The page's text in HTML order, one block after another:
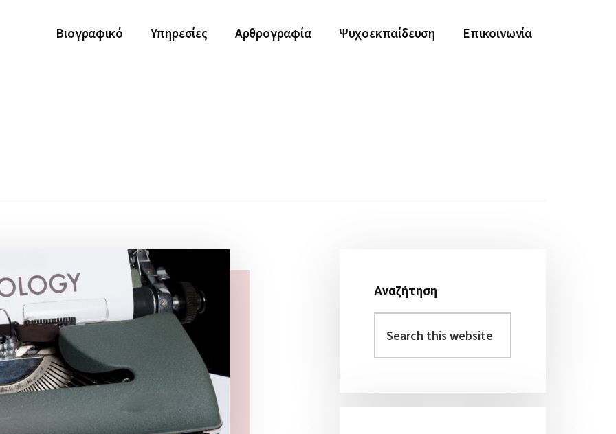
Βιογραφικό Υπηρεσίες Αρθρογραφία Ψυχοεκπαίδευση Επικοινωνία
Πλευρική
Στήλη
Αναζήτηση
this
website